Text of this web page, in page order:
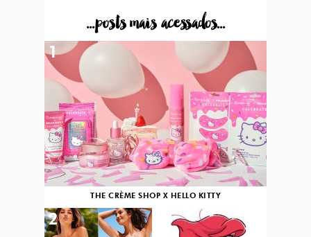
...posts mais acessados...
THE CRÈME SHOP X HELLO KITTY
1
2 3